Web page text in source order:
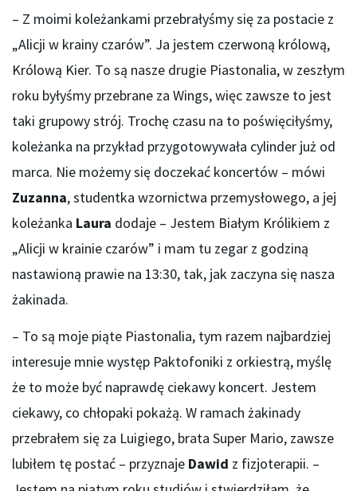
– Z moimi koleżankami przebrałyśmy się za postacie z
„Alicji w krainy czarów”. Ja jestem czerwoną królową,
Królową Kier. To są nasze drugie Piastonalia, w zeszłym
roku byłyśmy przebrane za Wings, więc zawsze to jest
taki grupowy strój. Trochę czasu na to poświęciłyśmy,
koleżanka na przykład przygotowywała cylinder już od
marca. Nie możemy się doczekać koncertów – mówi
Zuzanna, studentka wzornictwa przemysłowego, a jej
koleżanka Laura dodaje – Jestem Białym Królikiem z
„Alicji w krainie czarów” i mam tu zegar z godziną
nastawioną prawie na 13:30, tak, jak zaczyna się nasza
żakinada.
– To są moje piąte Piastonalia, tym razem najbardziej
interesuje mnie występ Paktofoniki z orkiestrą, myślę
że to może być naprawdę ciekawy koncert. Jestem
ciekawy, co chłopaki pokażą. W ramach żakinady
przebrałem się za Luigiego, brata Super Mario, zawsze
lubiłem tę postać – przyznaje Dawid z fizjoterapii. –